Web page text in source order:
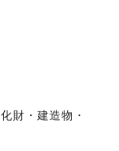
財・建造物・